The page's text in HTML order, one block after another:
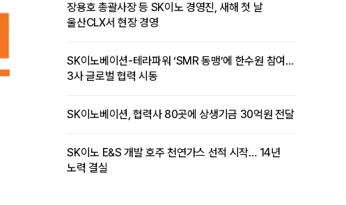
장용호 총괄사장 등 SK이노 경영진, 새해 첫 날
울산CLX서 현장 경영
SK이노베이션-테라파워 ‘SMR 동맹’에 한수원 참여…
3사 글로벌 협력 시동
SK이노베이션, 협력사 80곳에 상생기금 30억원 전달
SK이노 E&S 개발 호주 천연가스 선적 시작… 14년
노력 결실